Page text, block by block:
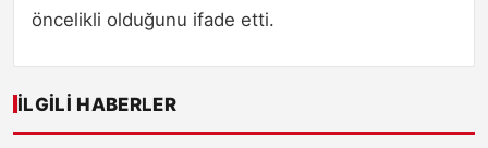
öncelikli olduğunu ifade etti.
İLGILI HABERLER